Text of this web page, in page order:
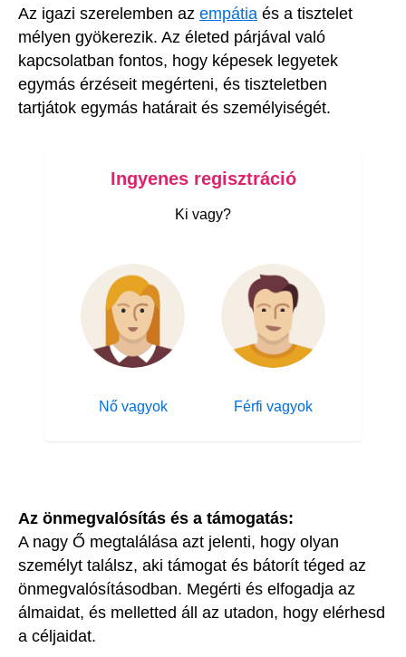
Az igazi szerelemben az empátia és a tisztelet
mélyen gyökerezik. Az életed párjával való
kapcsolatban fontos, hogy képesek legyetek
egymás érzéseit megérteni, és tiszteletben
tartjátok egymás határait és személyiségét.
Ingyenes regisztráció
Ki vagy?
Nő vagyok Férfi vagyok
Az önmegvalósítás és a támogatás:
A nagy Ő megtalálása azt jelenti, hogy olyan
személyt találsz, aki támogat és bátorít téged az
önmegvalósításodban. Megérti és elfogadja az
álmaidat, és melletted áll az utadon, hogy elérhesd
a céljaidat.